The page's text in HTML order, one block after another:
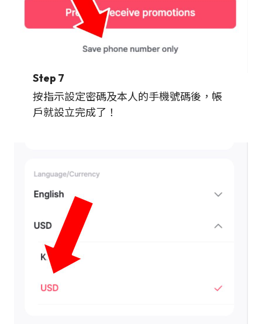
Step 7
按指示設定密碼及本人的手機號碼後，帳
戶就設立完成了！